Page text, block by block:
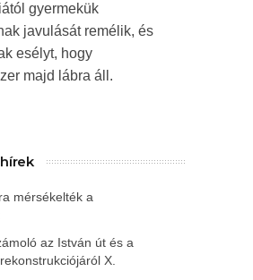
gyermekük
javulását remélik, és
esélyt, hogy
majd lábra áll.
mérsékelték a
az István út és a
X.